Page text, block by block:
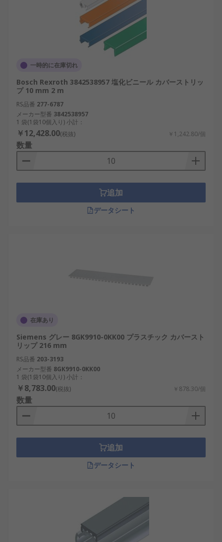
一時的に在庫切れ
Bosch Rexroth 3842538957 塩化ビニール カバーストリッ
プ 10 mm 2 m
RS品番 277-6787
メーカー型番 3842538957
1 袋(1袋10個入り) 小計：
￥12,428.00(税抜) ￥1,242.80/個
数量
追加
データシート
在庫あり
Siemens グレー 8GK9910-0KK00 プラスチック カバースト
リップ 216 mm
RS品番 203-3193
メーカー型番 8GK9910-0KK00
1 袋(1袋10個入り) 小計：
￥8,783.00(税抜) ￥878.30/個
数量
追加
データシート